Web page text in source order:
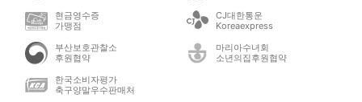
현금영수증
가맹점
CJ대한통운
Koreaexpress
부산보호관찰소
후원협약
마리아수녀회
소년의집후원협약
한국소비자평가
축구양말우수판매처